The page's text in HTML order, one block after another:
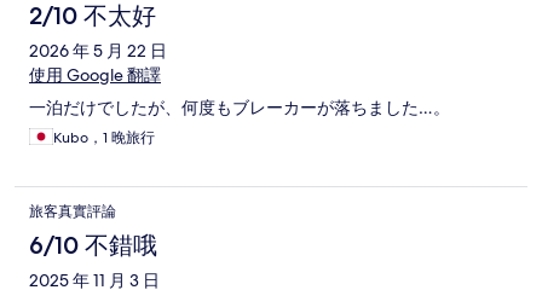
2/10 不太好
2026 年 5 月 22 日
使用 Google 翻譯
一泊だけでしたが、何度もブレーカーが落ちました…。
Kubo，1 晚旅行
旅客真實評論
6/10 不錯哦
2025 年 11 月 3 日